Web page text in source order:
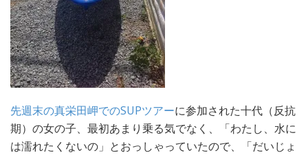
先週末の真栄田岬でのSUPツアーに参加された十代（反抗
期）の女の子、最初あまり乗る気でなく、「わたし、水に
は濡れたくないの」とおっしゃっていたので、「だいじょ